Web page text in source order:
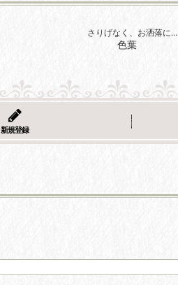
さりげなく、お洒落に...
色葉
新規登録